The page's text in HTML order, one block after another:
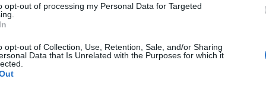
opt-out of processing my Personal Data for Targeted
opt-out of Collection, Use, Retention, Sale, and/or Sharing
Data that Is Unrelated with the Purposes for which it